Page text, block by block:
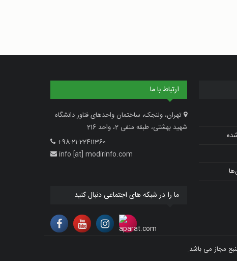
ارتباط با ما
تهران، ولنجک، ساختمان واحدهای فناور دانشگاه
شهید بهشتی، طبقه منفی 2، واحد 216
+98-21-22411360
info [at] modirinfo.com
ما را در شبکه های اجتماعی دنبال کنید
مجاز می باشد.